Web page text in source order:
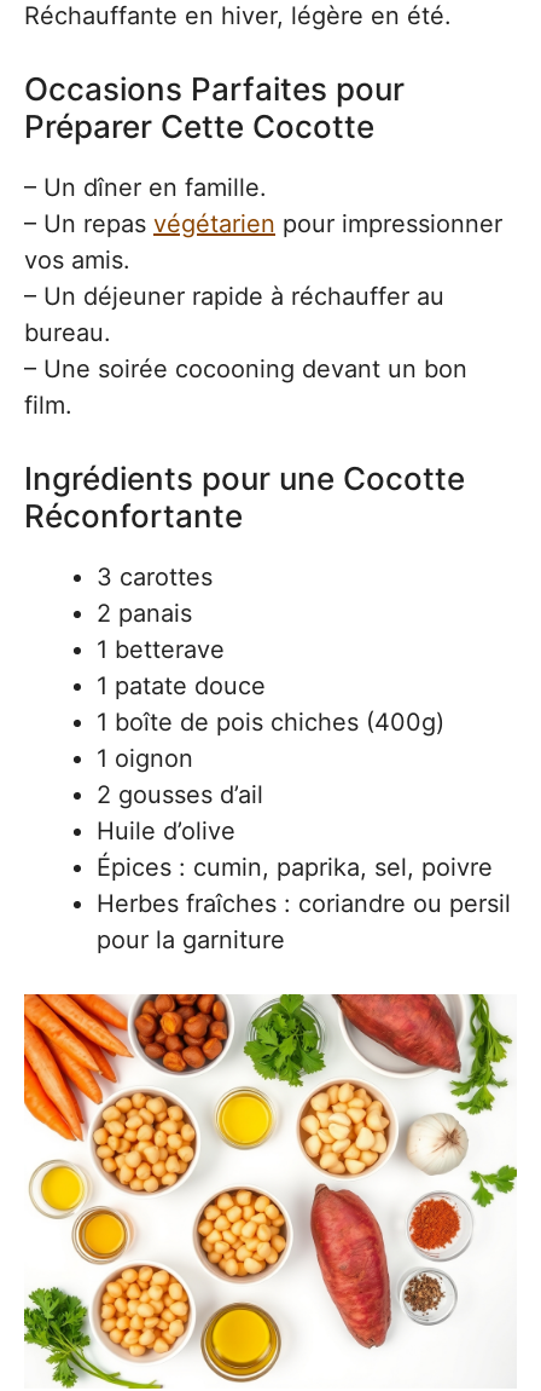
Réchauffante en hiver, légère en été.
Occasions Parfaites pour
Préparer Cette Cocotte
– Un dîner en famille.
– Un repas végétarien pour impressionner
vos amis.
– Un déjeuner rapide à réchauffer au
bureau.
– Une soirée cocooning devant un bon
film.
Ingrédients pour une Cocotte
Réconfortante
3 carottes
2 panais
1 betterave
1 patate douce
1 boîte de pois chiches (400g)
1 oignon
2 gousses d’ail
Huile d’olive
Épices : cumin, paprika, sel, poivre
Herbes fraîches : coriandre ou persil
pour la garniture